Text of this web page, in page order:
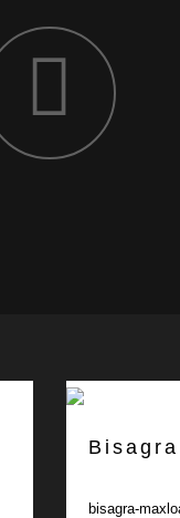
bisagra-